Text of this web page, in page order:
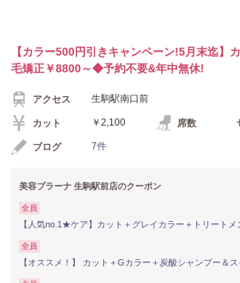
【カラー500円引きキャンペーン!5月末迄】
毛矯正￥8800～◆予約不要&年中無休!
アクセス 生駒駅南口前
カット ￥2,100 席数
ブログ 7件
美容プラーナ 生駒駅前店のクーポン
全員
【人気no.1★ケア】カット＋グレイカラー＋トリート
全員
【オススメ！】 カット＋Gカラー＋炭酸シャンプー＆